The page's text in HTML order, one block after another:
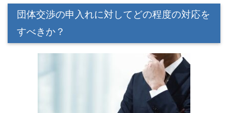
団体交渉の申入れに対してどの程度の対応を
すべきか？